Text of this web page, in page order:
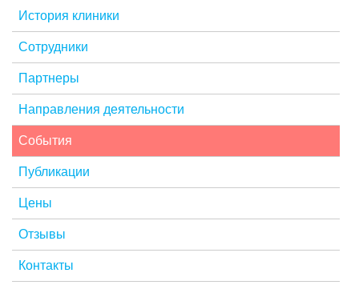
История клиники
Сотрудники
Партнеры
Направления деятельности
События
Публикации
Цены
Отзывы
Контакты